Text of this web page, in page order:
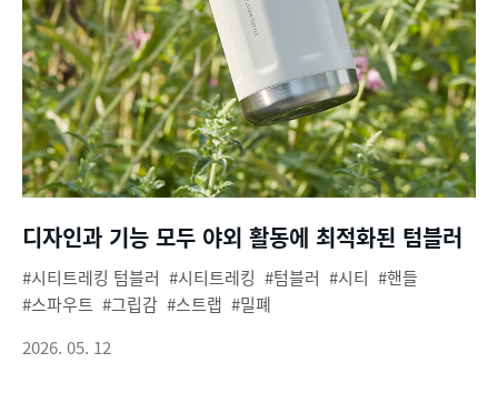
디자인과 기능 모두 야외 활동에 최적화된 텀블러
시티트레킹 텀블러 시티트레킹 텀블러 시티
핸들
스파우트
그립감 스트랩
밀폐
2026. 05. 12